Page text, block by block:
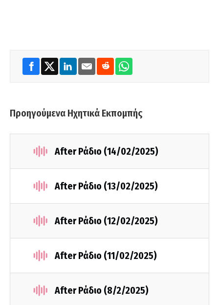
Προηγούμενα Ηχητικά Εκπομπής
After Ράδιο (14/02/2025)
After Ράδιο (13/02/2025)
After Ράδιο (12/02/2025)
After Ράδιο (11/02/2025)
After Ράδιο (8/2/2025)